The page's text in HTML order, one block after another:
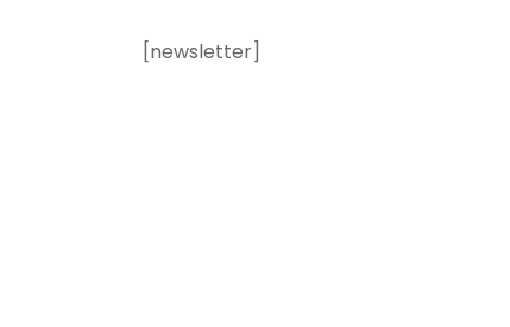
[newsletter]